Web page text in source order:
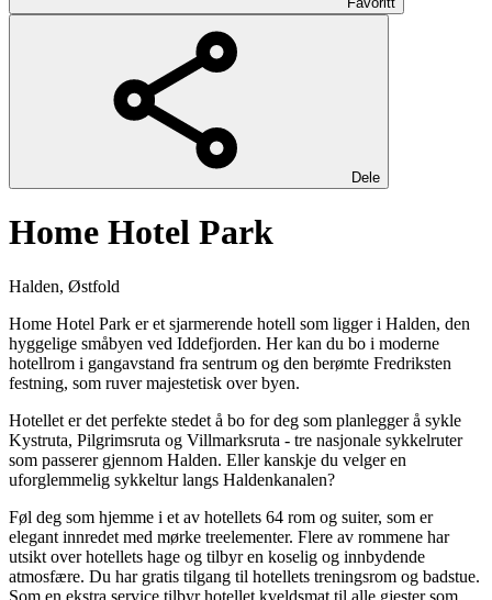
Dele
Home Hotel Park
Halden, Østfold
Home Hotel Park er et sjarmerende hotell som ligger i Halden, den
hyggelige småbyen ved Iddefjorden. Her kan du bo i moderne
hotellrom i gangavstand fra sentrum og den berømte Fredriksten
festning, som ruver majestetisk over byen.
Hotellet er det perfekte stedet å bo for deg som planlegger å sykle
Kystruta, Pilgrimsruta og Villmarksruta - tre nasjonale sykkelruter
som passerer gjennom Halden. Eller kanskje du velger en
uforglemmelig sykkeltur langs Haldenkanalen?
Føl deg som hjemme i et av hotellets 64 rom og suiter, som er
elegant innredet med mørke treelementer. Flere av rommene har
utsikt over hotellets hage og tilbyr en koselig og innbydende
atmosfære. Du har gratis tilgang til hotellets treningsrom og badstue.
Som en ekstra service tilbyr hotellet kveldsmat til alle gjester som